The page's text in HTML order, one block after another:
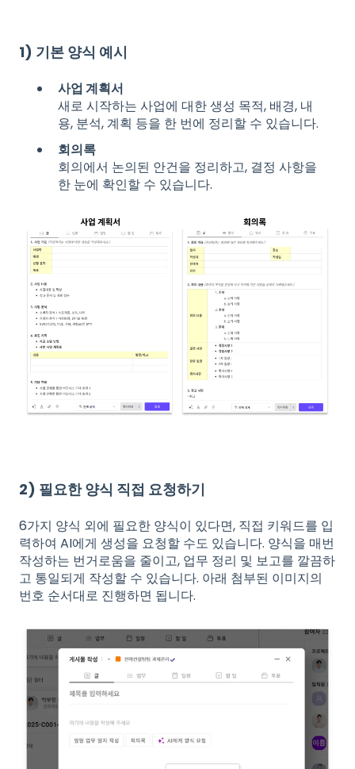
1) 기본 양식 예시
사업 계획서
새로 시작하는 사업에 대한 생성 목적, 배경, 내
용, 분석, 계획 등을 한 번에 정리할 수 있습니다.
회의록
회의에서 논의된 안건을 정리하고, 결정 사항을
한 눈에 확인할 수 있습니다.
2) 필요한 양식 직접 요청하기
6가지 양식 외에 필요한 양식이 있다면, 직접 키워드를 입
력하여 AI에게 생성을 요청할 수도 있습니다. 양식을 매번
작성하는 번거로움을 줄이고, 업무 정리 및 보고를 깔끔하
고 통일되게 작성할 수 있습니다. 아래 첨부된 이미지의
번호 순서대로 진행하면 됩니다.